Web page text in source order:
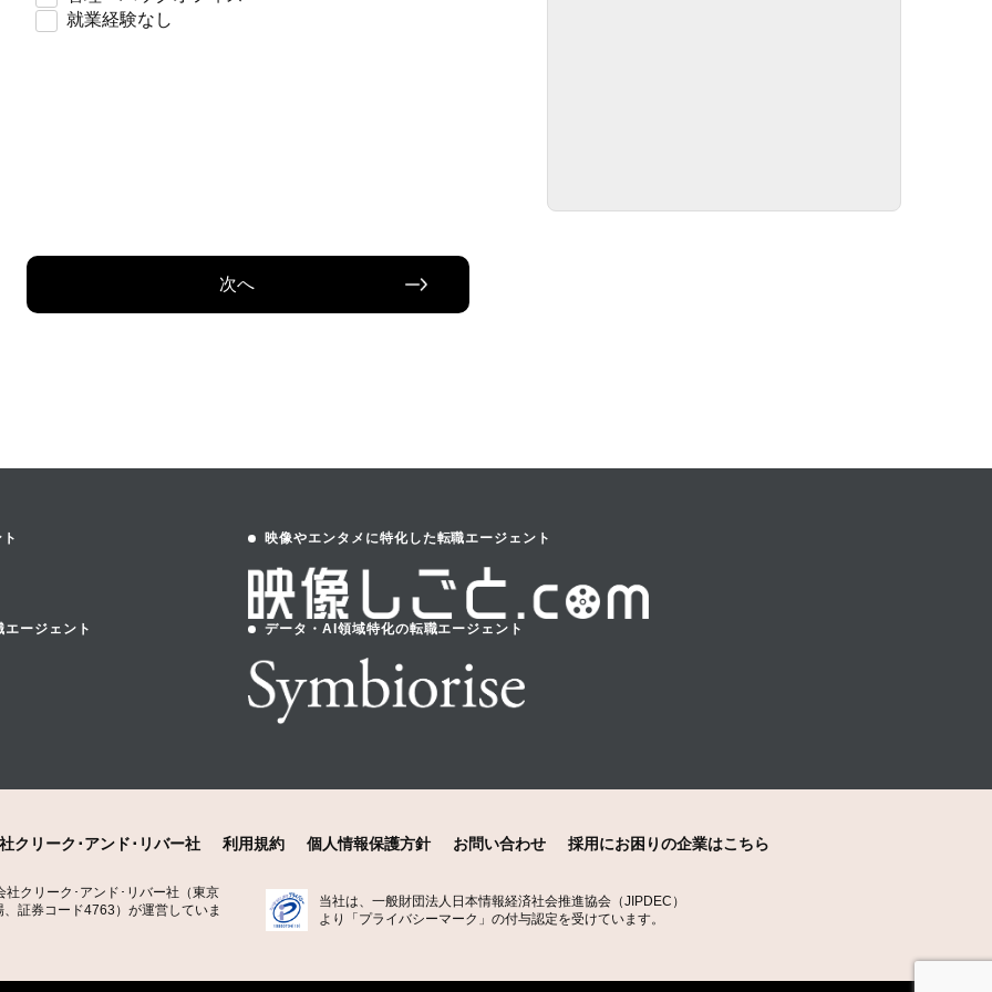
就業経験なし
次へ
映像やエンタメに特化した転職エージェント
ージェント データ・AI領域特化の転職エージェント
クリーク･アンド･リバー社 利用規約 個人情報保護方針 お問い合わせ 採用にお困りの企業はこちら
社クリーク･アンド･リバー社（東京
証券コード4763）が運営していま
当社は、一般財団法人日本情報経済社会推進協会（JIPDEC）
より「プライバシーマーク」の付与認定を受けています。